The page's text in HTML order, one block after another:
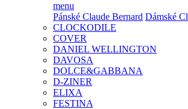
menu
Pánské Claude Bernard Dámské
CLOCKODILE
COVER
DANIEL WELLINGTON
DAVOSA
DOLCE&GABBANA
D-ZINER
ELIXA
FESTINA